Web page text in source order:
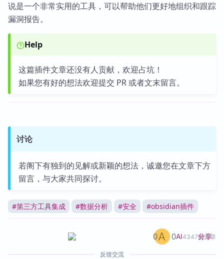
说是一个非常实用的工具，可以帮助他们更好地组织和跟踪
漏洞报告。
Help
这篇插件文章还没有人贡献，欢迎占坑！
如果您有好的想法欢迎提交 PR 或者文末留言。
讨论
若阁下有独到的见解或新颖的想法，诚邀您在文章下方
留言，与大家共同探讨。
#第三方工具集成 #数据分析 #安全 #obsidian插件
AI4347篇文章
0 0 分享
反馈交流